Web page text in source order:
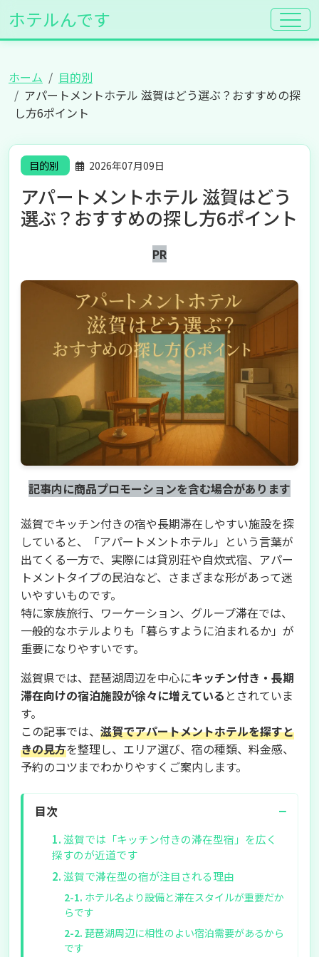
ホテルんです
ホーム
目的別
アパートメントホテル 滋賀はどう選ぶ？おすすめの探
し方6ポイント
目的別 2026年07月09日
アパートメントホテル 滋賀はどう
選ぶ？おすすめの探し方6ポイント
PR
記事内に商品プロモーションを含む場合があります
滋賀でキッチン付きの宿や長期滞在しやすい施設を探
していると、「アパートメントホテル」という言葉が
出てくる一方で、実際には貸別荘や自炊式宿、アパー
トメントタイプの民泊など、さまざまな形があって迷
いやすいものです。
特に家族旅行、ワーケーション、グループ滞在では、
一般的なホテルよりも「暮らすように泊まれるか」が
重要になりやすいです。
滋賀県では、琵琶湖周辺を中心にキッチン付き・長期
滞在向けの宿泊施設が徐々に増えている とされていま
す。
この記事では、 滋賀でアパートメントホテルを探すと
きの見方を整理し、エリア選び、宿の種類、料金感、
予約のコツまでわかりやすくご案内します。
目次 −
滋賀では「キッチン付きの滞在型宿」を広く
探すのが近道です
滋賀で滞在型の宿が注目される理由
ホテル名より設備と滞在スタイルが重要だか
らです
琵琶湖周辺に相性のよい宿泊需要があるから
です